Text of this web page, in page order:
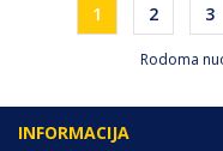
1 2 3
Rodoma
INFORMACIJA